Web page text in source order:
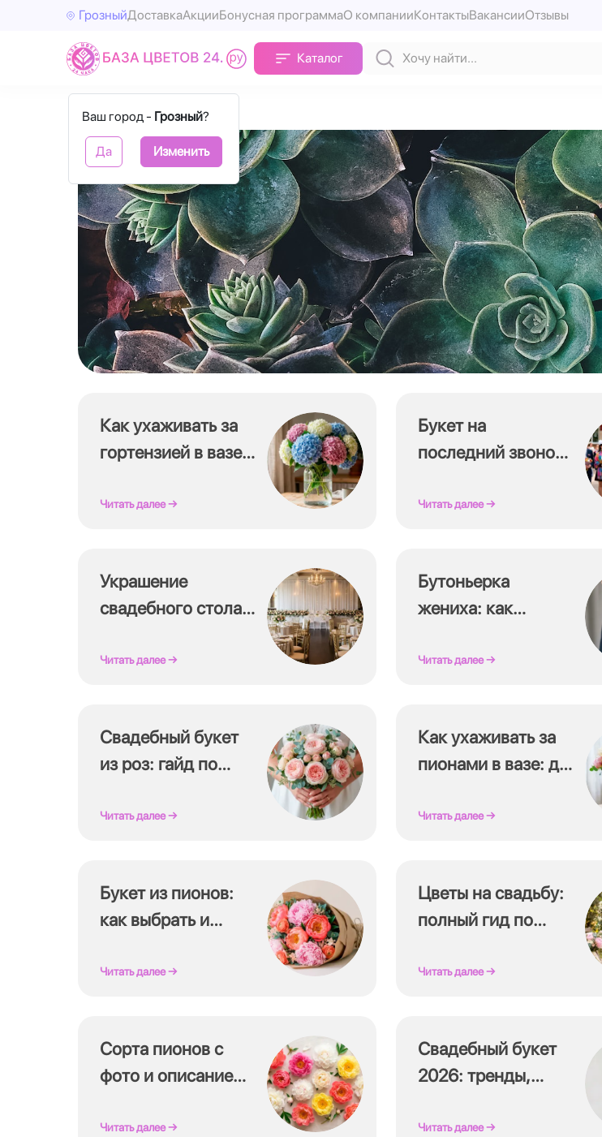
ГрозныйДоставкаАкцииБонусная программаО компанииКонтактыВакансииОтзывы
Каталог
Ваш город - Грозный?
Да Изменить
Наши статьи
Как ухаживать за
гортензией в вазе,
дольше
Читать далее →
Букет на
последний звонок:
учителю
Читать далее →
Украшение
свадебного стола
Читать далее →
Бутоньерка
жениха: как
сочетать
Читать далее →
Свадебный букет
из роз: гайд по
Читать далее →
Как ухаживать за
пионами в вазе: до
Читать далее →
Букет из пионов:
как выбрать и
Читать далее →
Цветы на свадьбу:
полный гид по
Читать далее →
Сорта пионов с
фото и описанием:
Читать далее →
Свадебный букет
2026: тренды,
флориста
Читать далее →